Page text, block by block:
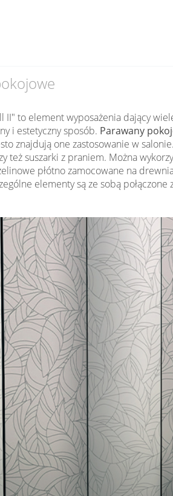
II" to element wyposażenia dający
i estetyczny sposób. Parawany
znajdują one zastosowanie w salonie.
też suszarki z praniem. Można
płótno zamocowane na
elementy są ze sobą